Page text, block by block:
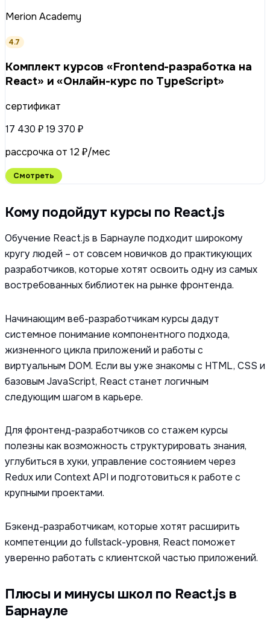
Merion Academy
4.7
Комплект курсов «Frontend-разработка на
React» и «Онлайн-курс по TypeScript»
сертификат
17 430 ₽19 370 ₽
рассрочка от 12 ₽/мес
Смотреть
Кому подойдут курсы по React.js
Обучение React.js в Барнауле подходит широкому
кругу людей – от совсем новичков до практикующих
разработчиков, которые хотят освоить одну из самых
востребованных библиотек на рынке фронтенда.
Начинающим веб-разработчикам курсы дадут
системное понимание компонентного подхода,
жизненного цикла приложений и работы с
виртуальным DOM. Если вы уже знакомы с HTML, CSS и
базовым JavaScript, React станет логичным
следующим шагом в карьере.
Для фронтенд-разработчиков со стажем курсы
полезны как возможность структурировать знания,
углубиться в хуки, управление состоянием через
Redux или Context API и подготовиться к работе с
крупными проектами.
Бэкенд-разработчикам, которые хотят расширить
компетенции до fullstack-уровня, React поможет
уверенно работать с клиентской частью приложений.
Плюсы и минусы школ по React.js в
Барнауле